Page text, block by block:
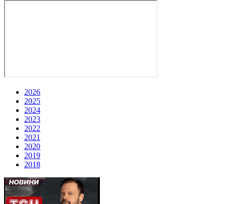
2026
2025
2024
2023
2022
2021
2020
2019
2018